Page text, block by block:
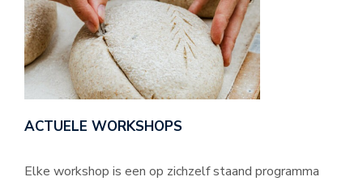
ACTUELE WORKSHOPS
Elke workshop is een op zichzelf staand programma